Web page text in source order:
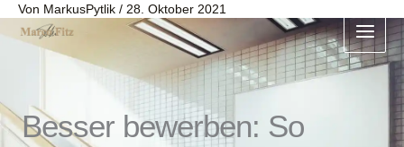
Zum
Inhalt
Von MarkusPytlik / 28. Oktober 2021
Besser bewerben: So